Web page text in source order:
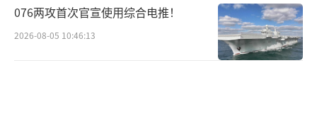
076两攻首次官宣使用综合电推！
2026-08-05 10:46:13